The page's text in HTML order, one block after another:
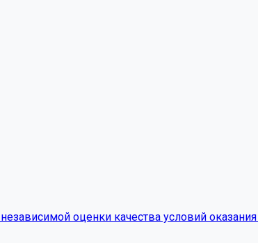
оценки качества условий оказания